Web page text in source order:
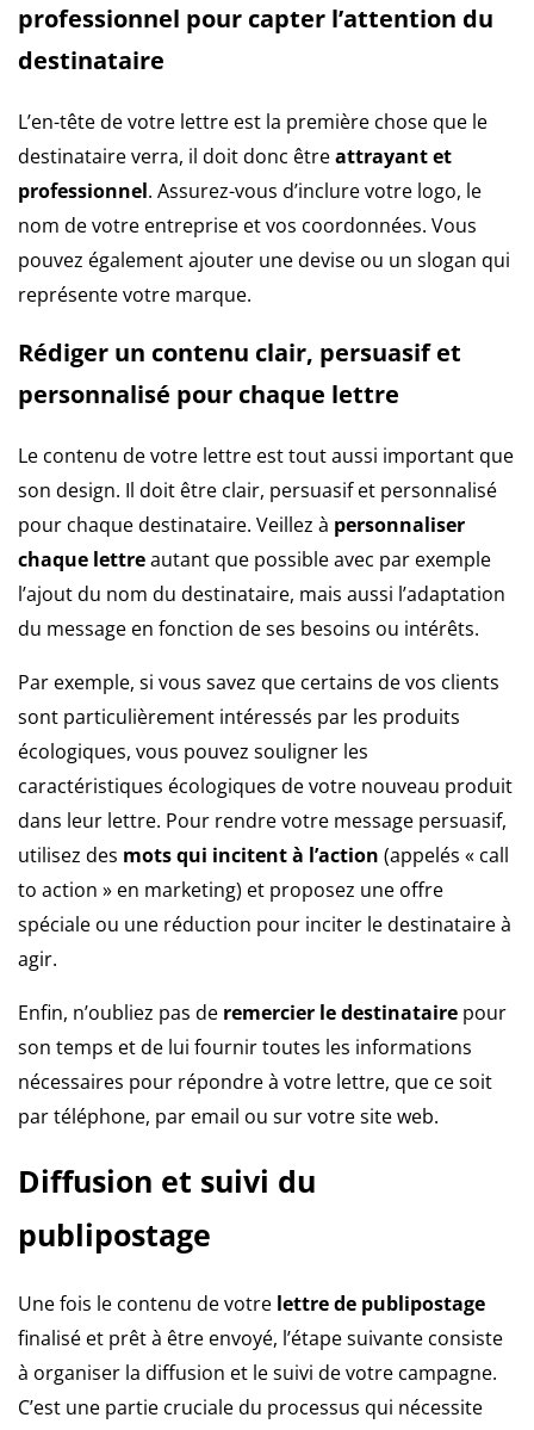
professionnel pour capter l’attention du
destinataire
L’en-tête de votre lettre est la première chose que le
destinataire verra, il doit donc êtreattrayant et
professionnel. Assurez-vous d’inclure votre logo, le
nom de votre entreprise et vos coordonnées. Vous
pouvez également ajouter une devise ou un slogan qui
représente votre marque.
Rédiger un contenu clair, persuasif et
personnalisé pour chaque lettre
Le contenu de votre lettre est tout aussi important que
son design. Il doit être clair, persuasif et personnalisé
pour chaque destinataire. Veillez à personnaliser
chaque lettreautant que possible avec par exemple
l’ajout du nom du destinataire, mais aussi l’adaptation
du message en fonction de ses besoins ou intérêts.
Par exemple, si vous savez que certains de vos clients
sont particulièrement intéressés par les produits
écologiques, vous pouvez souligner les
caractéristiques écologiques de votre nouveau produit
dans leur lettre. Pour rendre votre message persuasif,
utilisez des mots qui incitent à l’action (appelés « call
to action » en marketing) et proposez une offre
spéciale ou une réduction pour inciter le destinataire à
agir.
Enfin, n’oubliez pas de remercier le destinataire pour
son temps et de lui fournir toutes les informations
nécessaires pour répondre à votre lettre, que ce soit
par téléphone, par email ou sur votre site web.
Diffusion et suivi du
publipostage
Une fois le contenu de votre lettre de publipostage
finalisé et prêt à être envoyé, l’étape suivante consiste
à organiser la diffusion et le suivi de votre campagne.
C’est une partie cruciale du processus qui nécessite